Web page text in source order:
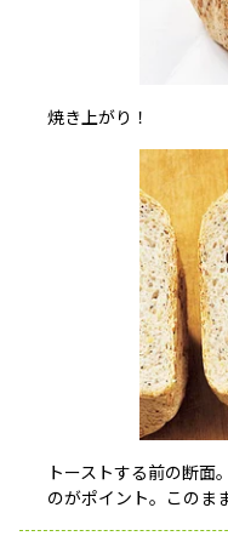
焼き上がり！
トーストする前の断面
のがポイント。このま